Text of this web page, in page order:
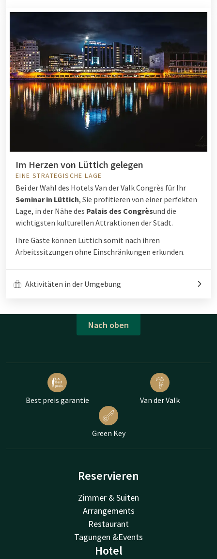
Im Herzen von Lüttich gelegen
EINE STRATEGISCHE LAGE
Bei der Wahl des Hotels Van der Valk Congrès für Ihr
Seminar in Lüttich, Sie profitieren von einer perfekten
Lage, in der Nähe des Palais des Congrèsund die
wichtigsten kulturellen Attraktionen der Stadt.
Ihre Gäste können Lüttich somit nach ihren
Arbeitssitzungen ohne Einschränkungen erkunden.
Aktivitäten in der Umgebung
Nach oben
Best preis garantie Van der Valk
Green Key
Reservieren
Zimmer & Suiten
Arrangements
Restaurant
Tagungen &Events
Hotel